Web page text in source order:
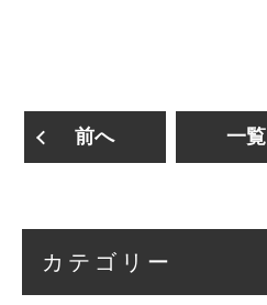
前へ 一覧
カテゴリー